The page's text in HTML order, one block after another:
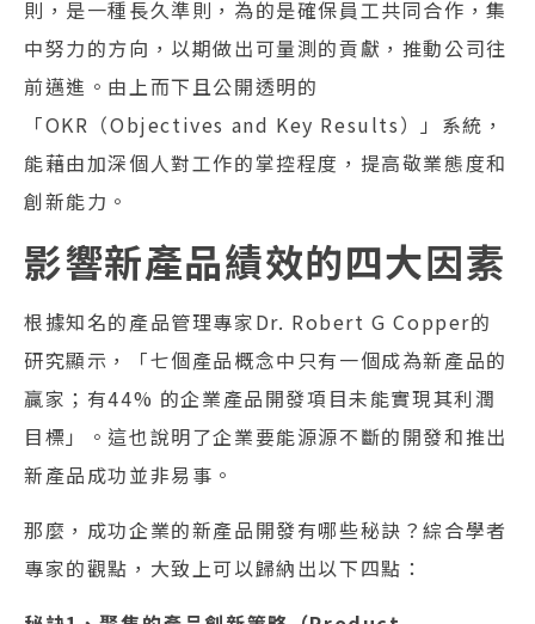
則，是一種長久準則，為的是確保員工共同合作，集
中努力的方向，以期做出可量測的貢獻，推動公司往
前邁進。由上而下且公開透明的
「OKR（Objectives and Key Results）」系統，
能藉由加深個人對工作的掌控程度，提高敬業態度和
創新能力。
影響新產品績效的四大因素
根據知名的產品管理專家Dr. Robert G Copper的
研究顯示，「七個產品概念中只有一個成為新產品的
贏家；有44% 的企業產品開發項目未能實現其利潤
目標」。這也說明了企業要能源源不斷的開發和推出
新產品成功並非易事。
那麼，成功企業的新產品開發有哪些秘訣？綜合學者
專家的觀點，大致上可以歸納出以下四點：